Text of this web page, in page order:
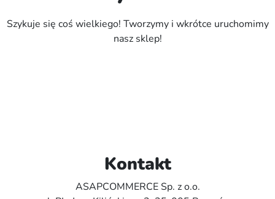
Szykuje się coś wielkiego! Tworzymy i wkrótce uruchomimy
nasz sklep!
Kontakt
ASAPCOMMERCE Sp. z o.o.